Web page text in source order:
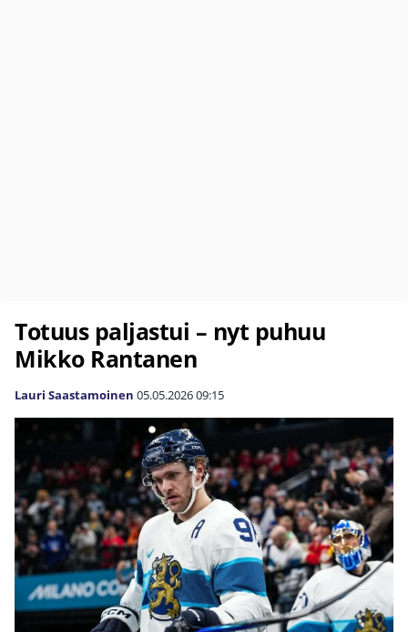
Totuus paljastui – nyt puhuu
Mikko Rantanen
Lauri Saastamoinen 05.05.202609:15